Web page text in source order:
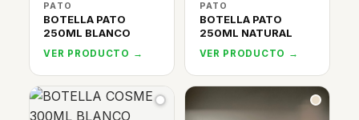
PATO
BOTELLA PATO
250ML BLANCO
VER PRODUCTO →
PATO
BOTELLA PATO
250ML NATURAL
VER PRODUCTO →